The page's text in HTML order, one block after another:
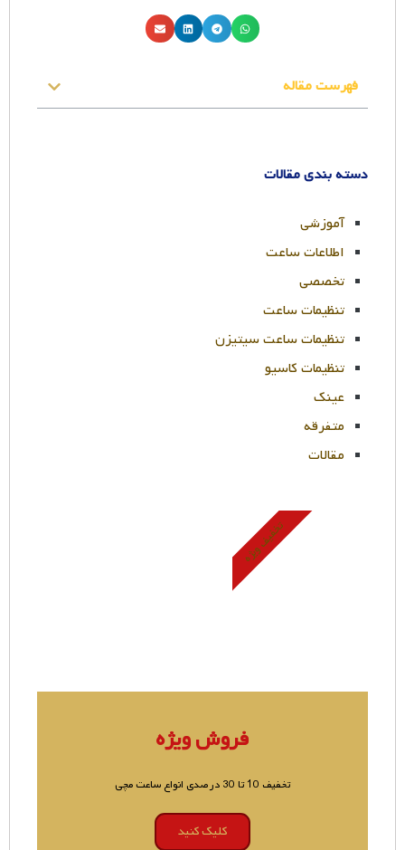
فهرست مقاله
دسته بندی مقالات
آموزشی
اطلاعات ساعت
تخصصی
تنظیمات ساعت
تنظیمات ساعت سیتیزن
تنظیمات کاسیو
عینک
متفرقه
مقالات
فروش ویژه
تخفیف 10 تا 30 درصدی انواع ساعت مچی
کلیک کنید
تخفیف ویژه